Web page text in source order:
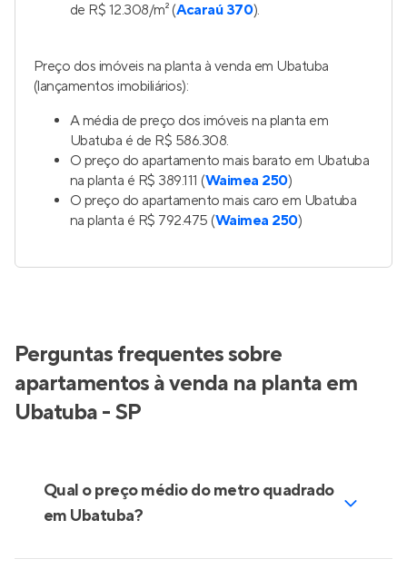
de R$ 12.308/m² (Acaraú 370).
Preço dos imóveis na planta à venda em Ubatuba
(lançamentos imobiliários):
A média de preço dos imóveis na planta em
Ubatuba é de R$ 586.308.
O preço do apartamento mais barato em Ubatuba
na planta é R$ 389.111 (Waimea 250)
O preço do apartamento mais caro em Ubatuba
na planta é R$ 792.475 (Waimea 250)
Perguntas frequentes sobre
apartamentos à venda na planta em
Ubatuba - SP
Qual o preço médio do metro quadrado
em Ubatuba?